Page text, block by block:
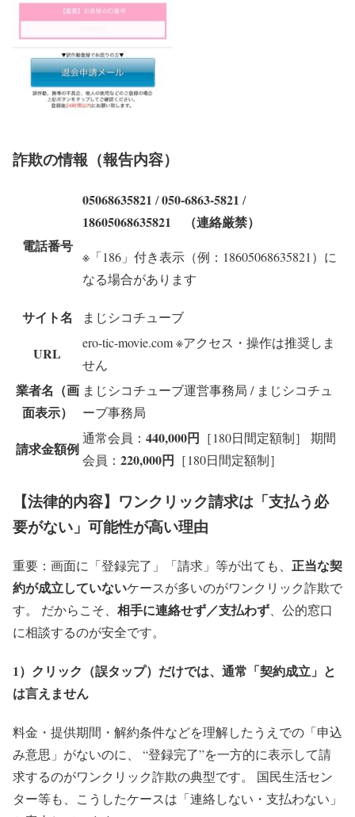
詐欺の情報（報告内容）
電話番号
05068635821 /050-6863-5821 /
18605068635821 （連絡厳禁）
※「186」付き表示（例：18605068635821）に
なる場合があります
サイト名 まじシコチューブ
URL
ero-tic-movie.com※アクセス・操作は推奨しま
せん
業者名（画
面表示）
まじシコチューブ運営事務局 / まじシコチュ
ーブ事務局
請求金額例
通常会員： 440,000円 ［180日間定額制］ 期間
会員： 220,000円 ［180日間定額制］
【法律的内容】ワンクリック請求は「支払う必
要がない」可能性が高い理由
重要：画面に「登録完了」「請求」等が出ても、 正当な契
約が成立していないケースが多いのがワンクリック詐欺で
す。 だからこそ、 相手に連絡せず／支払わず 、公的窓口
に相談するのが安全です。
1）クリック（誤タップ）だけでは、通常「契約成立」と
は言えません
料金・提供期間・解約条件などを理解したうえでの「申込
み意思」がないのに、 “登録完了”を一方的に表示して請
求するのがワンクリック詐欺の典型です。 国民生活セン
ター等も、こうしたケースは「連絡しない・支払わない」